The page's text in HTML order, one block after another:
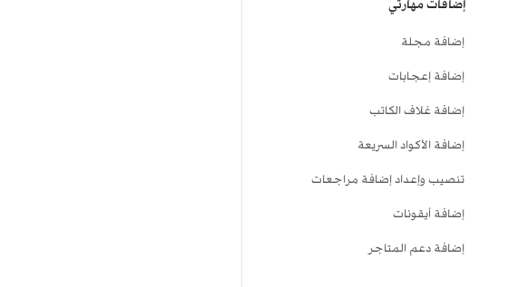
إضافات مهارتي
إضافة مجلة
إضافة إعجابات
إضافة غلاف الكاتب
إضافة الأكواد السريعة
تنصيب وإعداد إضافة مراجعات
إضافة أيقونات
إضافة دعم المتاجر